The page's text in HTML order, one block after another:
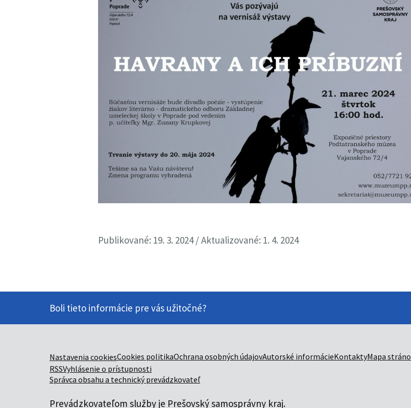
Publikované: 19. 3. 2024 / Aktualizované: 1. 4. 2024
Boli tieto informácie pre vás užitočné?
Nastavenia cookiesCookies politikaOchrana osobných údajovAutorské informácieKontaktyMapa
RSSVyhlásenie o prístupnosti
Správca obsahu a technický prevádzkovateľ
Prevádzkovateľom služby je Prešovský samosprávny kraj.